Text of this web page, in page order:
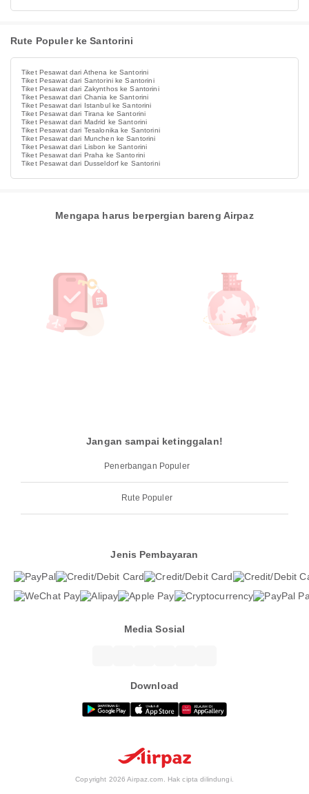
Rute Populer ke Santorini
Tiket Pesawat dari Athena ke Santorini
Tiket Pesawat dari Santorini ke Santorini
Tiket Pesawat dari Zakynthos ke Santorini
Tiket Pesawat dari Chania ke Santorini
Tiket Pesawat dari Istanbul ke Santorini
Tiket Pesawat dari Tirana ke Santorini
Tiket Pesawat dari Madrid ke Santorini
Tiket Pesawat dari Tesalonika ke Santorini
Tiket Pesawat dari Munchen ke Santorini
Tiket Pesawat dari Lisbon ke Santorini
Tiket Pesawat dari Praha ke Santorini
Tiket Pesawat dari Dusseldorf ke Santorini
Mengapa harus berpergian bareng Airpaz
Jangan sampai ketinggalan!
Penerbangan Populer
Rute Populer
Jenis Pembayaran
Media Sosial
Download
Copyright 2026 Airpaz.com. Hak cipta dilindungi.